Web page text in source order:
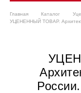
Главная Каталог
УЦЕНЕННЫЙ ТОВАР.